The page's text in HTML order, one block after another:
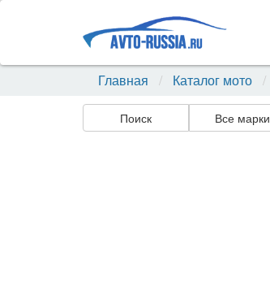
Главная Каталог мото
Поиск Все марки